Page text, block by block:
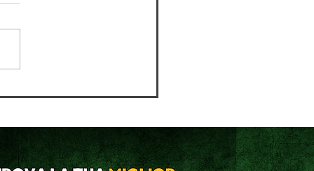
momento è davvero